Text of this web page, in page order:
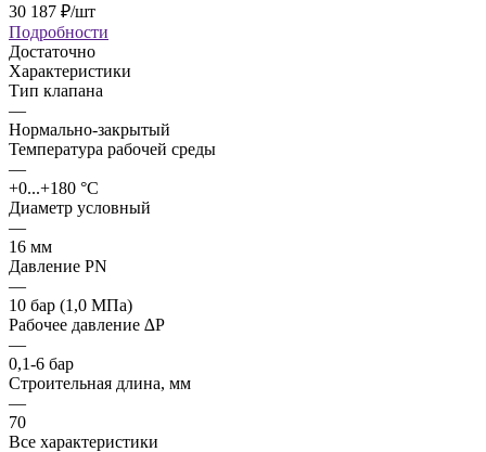
30 187 ₽/шт
Подробности
Достаточно
Характеристики
Тип клапана
—
Нормально-закрытый
Температура рабочей среды
—
+0...+180 °С
Диаметр условный
—
16 мм
Давление PN
—
10 бар (1,0 МПа)
Рабочее давление ∆P
—
0,1-6 бар
Строительная длина, мм
—
70
Все характеристики